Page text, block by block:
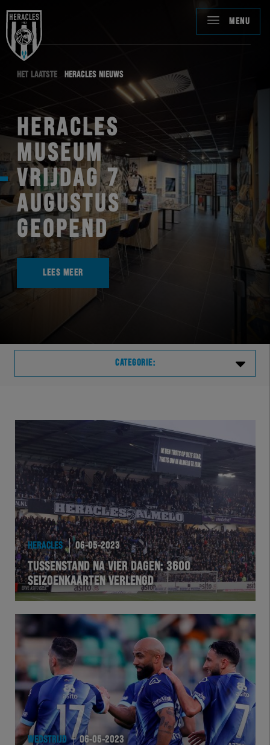
MENU
HET LAATSTE HERACLES NIEUWS
HERACLES
MUSEUM
VRIJDAG 7
AUGUSTUS
GEOPEND
LEES MEER
CATEGORIE:
TELHER
HERVOL
HEREXC
EXCHER
VOLHER
HERTEL
Natuurgras
Wedstrijd
Heracles
HERACLES 06-05-2023
TUSSENSTAND NA VIER DAGEN: 3600
SEIZOENKAARTEN VERLENGD
WEDSTRIJD 06-05-2023